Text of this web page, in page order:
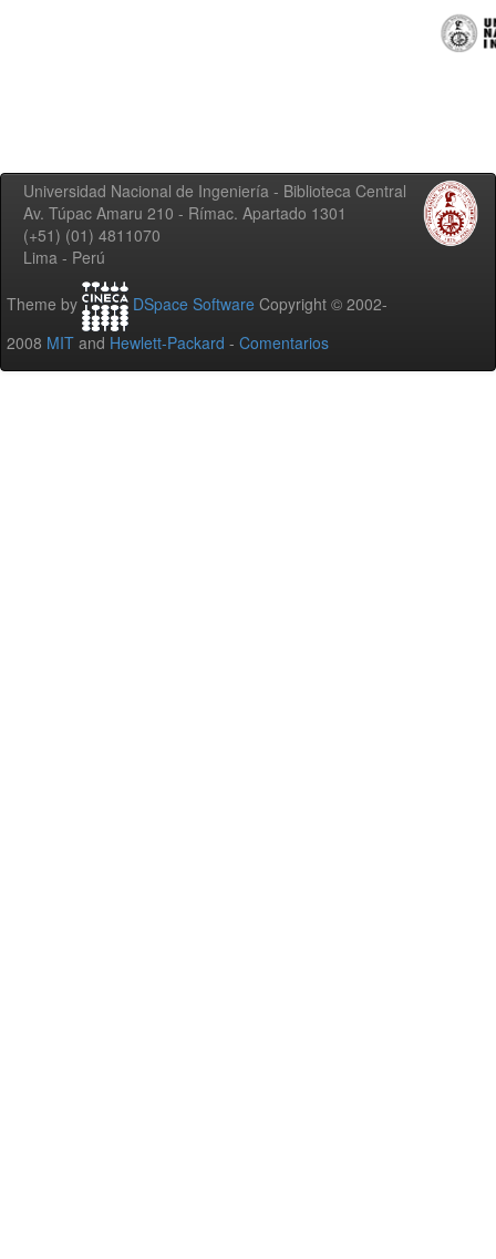
Universidad Nacional de Ingeniería - Biblioteca Central
Av. Túpac Amaru 210 - Rímac. Apartado 1301
(+51) (01) 4811070
Lima - Perú
Theme by DSpace Software Copyright © 2002-
2008 MIT and Hewlett-Packard - Comentarios